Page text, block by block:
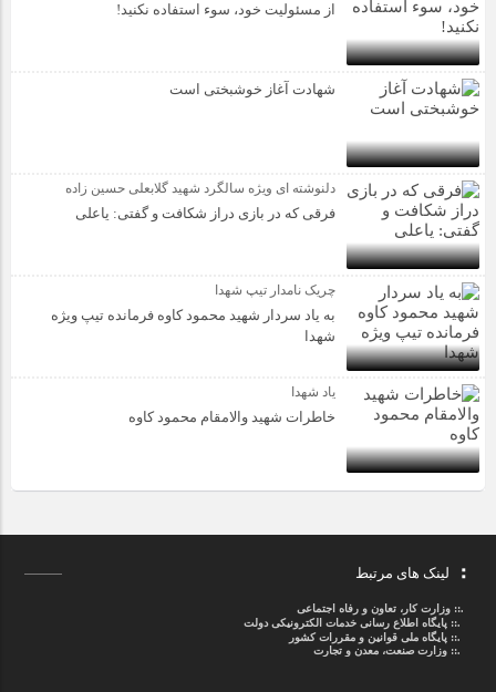
از مسئولیت خود، سوء استفاده نکنید!
شهادت آغاز خوشبختی است
دلنوشته ای ویژه سالگرد شهید گلابعلی حسین زاده
فرقی که در بازی دراز شکافت و گفتی: یاعلی
چریک نامدار تیپ شهدا
به یاد سردار شهید محمود کاوه فرمانده تیپ ویژه
شهدا
یاد شهدا
خاطرات شهید والامقام محمود کاوه‌
لینک های مرتبط
.::وزارت کار، تعاون و رفاه اجتماعی
.::پایگاه اطلاع رسانی خدمات الکترونیکی دولت
.::پایگاه ملی قوانین و مقررات کشور
.:: وزارت صنعت، معدن و تجارت